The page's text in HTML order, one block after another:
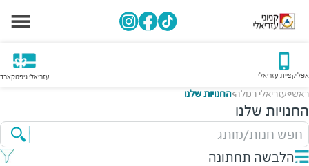
אפליקציית עזריאלי עזריאלי גיפטקארד
ראשי>עזריאלי רמלה>החנויות שלנו
החנויות שלנו
חפש חנות/מותג
הלבשה תחתונה